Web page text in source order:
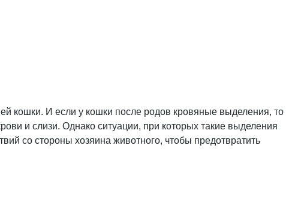
кошки. И если у кошки после родов кровяные выделения, то
и слизи. Однако ситуации, при которых такие выделения
со стороны хозяина животного, чтобы предотвратить